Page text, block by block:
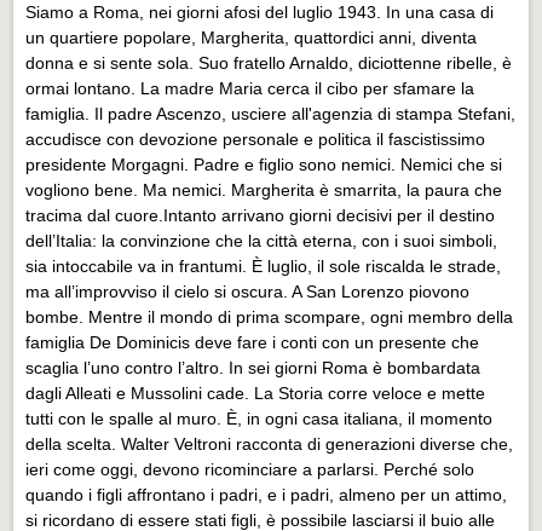
Eventi Vigevano
Eventi Pavia
Eventi Pavia
Siamo a Roma, nei giorni afosi del luglio 1943. In una casa di
un quartiere popolare, Margherita, quattordici anni, diventa
donna e si sente sola. Suo fratello Arnaldo, diciottenne ribelle, è
ormai lontano. La madre Maria cerca il cibo per sfamare la
famiglia. Il padre Ascenzo, usciere all'agenzia di stampa Stefani,
accudisce con devozione personale e politica il fascistissimo
presidente Morgagni. Padre e figlio sono nemici. Nemici che si
vogliono bene. Ma nemici. Margherita è smarrita, la paura che
tracima dal cuore.Intanto arrivano giorni decisivi per il destino
dell’Italia: la convinzione che la città eterna, con i suoi simboli,
sia intoccabile va in frantumi. È luglio, il sole riscalda le strade,
ma all’improvviso il cielo si oscura. A San Lorenzo piovono
bombe. Mentre il mondo di prima scompare, ogni membro della
famiglia De Dominicis deve fare i conti con un presente che
scaglia l’uno contro l’altro. In sei giorni Roma è bombardata
dagli Alleati e Mussolini cade. La Storia corre veloce e mette
tutti con le spalle al muro. È, in ogni casa italiana, il momento
della scelta. Walter Veltroni racconta di generazioni diverse che,
ieri come oggi, devono ricominciare a parlarsi. Perché solo
quando i figli affrontano i padri, e i padri, almeno per un attimo,
si ricordano di essere stati figli, è possibile lasciarsi il buio alle